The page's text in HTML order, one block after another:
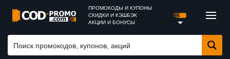
ПРОМОКОДЫ И КУПОНЫ
СКИДКИ И КЭШБЭК
АКЦИИ И БОНУСЫ